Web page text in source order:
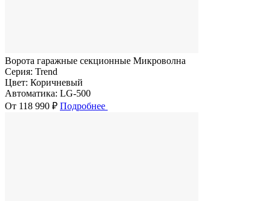
Ворота гаражные секционные Микроволна
Серия: Trend
Цвет: Коричневый
Автоматика: LG-500
От 118 990 ₽ Подробнее